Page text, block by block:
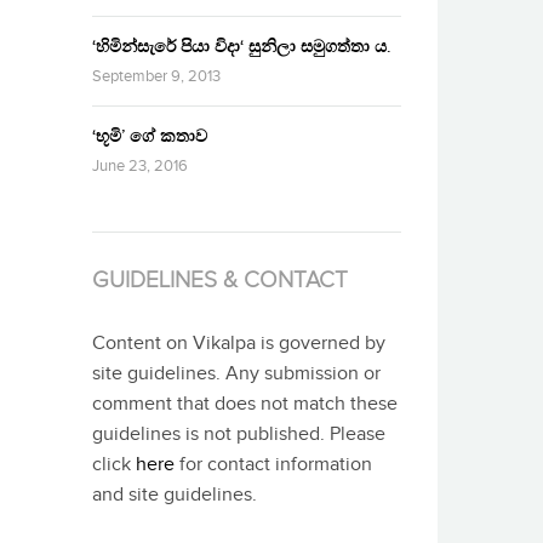
‘හිමින්සැරේ පියා විදා‘ සුනිලා සමුගත්තා ය.
September 9, 2013
‘භූමි’ ගේ කතාව
June 23, 2016
GUIDELINES & CONTACT
Content on Vikalpa is governed by
site guidelines. Any submission or
comment that does not match these
guidelines is not published. Please
click here for contact information
and site guidelines.